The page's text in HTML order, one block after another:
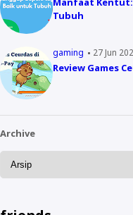
Tubuh
gaming 27 Jun
Review Games
Archive